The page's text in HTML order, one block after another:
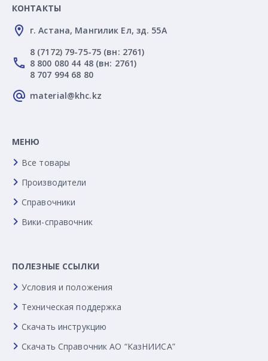
КОНТАКТЫ
г. Астана, Мангилик Ел, зд. 55А
8 (7172) 79-75-75 (вн: 2761)
8 800 080 44 48 (вн: 2761)
8 707 994 68 80
material@khc.kz
МЕНЮ
Все товары
Производители
Справочники
Вики-справочник
ПОЛЕЗНЫЕ ССЫЛКИ
Условия и положения
Техническая поддержка
Скачать инструкцию
Скачать Справочник АО “КазНИИСА”